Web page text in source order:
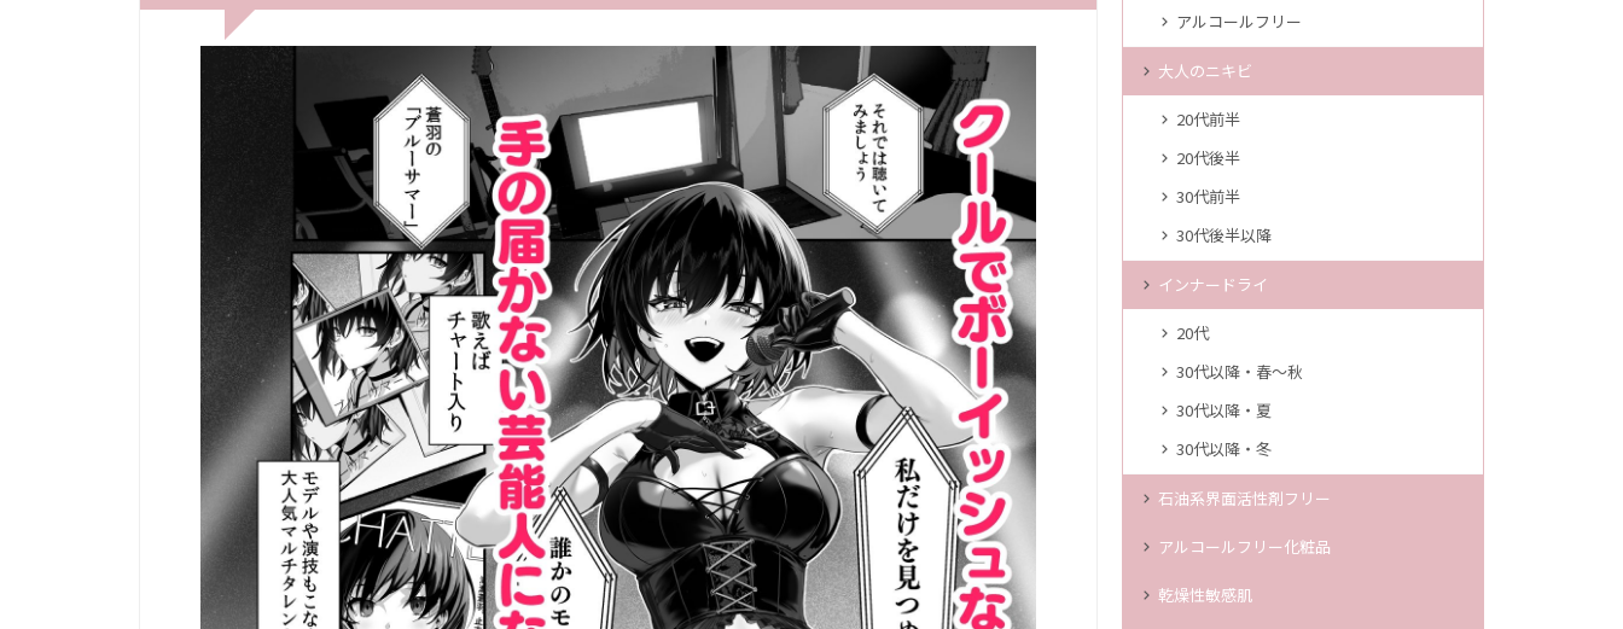
アルコールフリー
大人のニキビ
20代前半
20代後半
30代前半
30代後半以降
インナードライ
20代
30代以降・春～秋
30代以降・夏
30代以降・冬
石油系界面活性剤フリー
アルコールフリー化粧品
乾燥性敏感肌